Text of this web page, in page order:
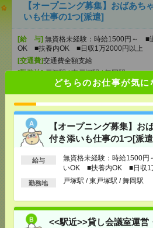
どちらのお仕事が気に
【オープニング募集】お
付き添いも仕事の1つ[派
給与
無資格未経験：時給1500
いOK ■扶養内OK ■日収1
以上
勤務地 戸塚駅 / 東戸塚駅 / 舞岡駅
<<駅近>>貸し会議室運営
【オープニング募集】おばあち
いも仕事の1つ[派遣]
[給 与] 無資格未経験：時給1500円～ ■
OK ■扶養内OK ■日収1万2000円以上
[交通費]交通費全額支給
[勤務地]戸塚駅/東戸塚駅/舞岡駅
<<駅近>>貸し会議室運営・受付
塚】[派遣]
[給 与]
時給1500円＋交
[交通費]交通費実費支給（当社規定あり）
[勤務地]平塚駅から徒歩3分
時給1950円！17時まで＊残業
東戸塚での総務事務[派遣]
[給 与]
時給1950円 月収例 27万円 時